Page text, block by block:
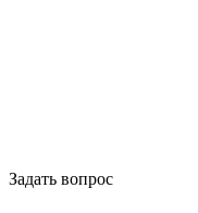
Задать вопрос